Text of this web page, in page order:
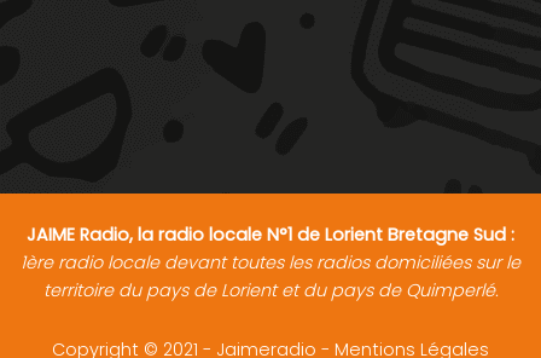
JAIME Radio, la radio locale N°1 de Lorient Bretagne Sud :
1ère radio locale devant toutes les radios domiciliées sur le
territoire du pays de Lorient et du pays de Quimperlé.
Copyright © 2021 - Jaimeradio - Mentions Légales